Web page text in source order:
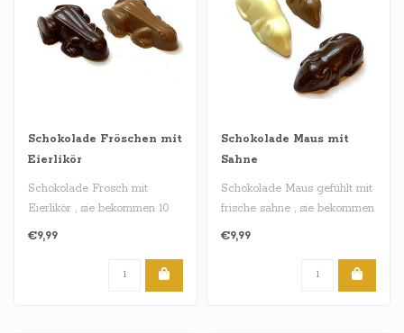
Schokolade Fröschen mit
Eierlikör
Schokolade Frosch mit
Eierlikör , sie bekommen 10
€9,99
Schokolade Maus mit
Sahne
Schokolade Maus gefühlt mit
frische sahne , sie bekommen
€9,99